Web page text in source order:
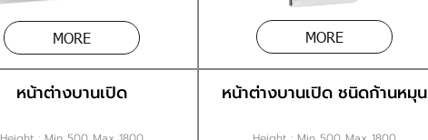
MORE MORE
หน้าต่างบานเปิด หน้าต่างบานเปิด ชนิดก้านหมุน